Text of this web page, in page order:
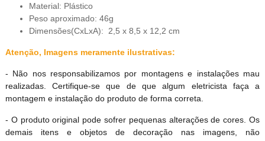
Material: Plástico
Peso aproximado: 46g
Dimensões(CxLxA): 2,5 x 8,5 x 12,2 cm
Atenção, Imagens meramente ilustrativas:
- Não nos responsabilizamos por montagens e instalações mau
realizadas. Certifique-se que de que algum eletricista faça a
montagem e instalação do produto de forma correta.
- O produto original pode sofrer pequenas alterações de cores. Os
demais itens e objetos de decoração nas imagens, não